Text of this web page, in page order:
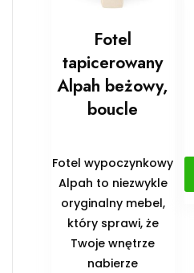
Fotel
tapicerowany
Alpah beżowy,
boucle
Fotel wypoczynkowy
Alpah to niezwykle
oryginalny mebel,
który sprawi, że
Twoje wnętrze
nabierze